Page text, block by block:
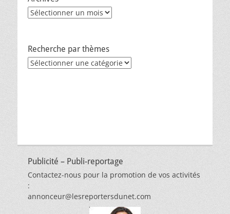
Archives
Recherche par thèmes
Recherche
Publicité – Publi-reportage
Contactez-nous pour la promotion de vos activités
:
annonceur@lesreportersdunet.com